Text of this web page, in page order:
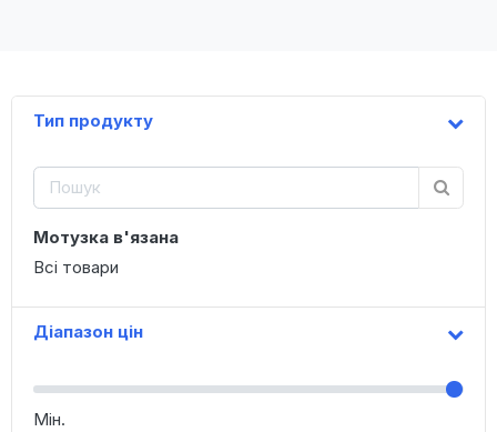
Тип продукту
Мотузка в'язана
Всі товари
Діапазон цін
Мін.